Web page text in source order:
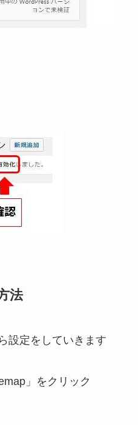
法
設定をしていきます
」をクリック